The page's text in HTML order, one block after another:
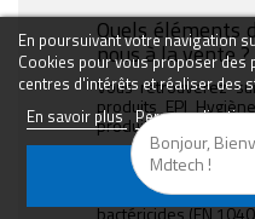
Bonjour,
Mdtech !
En poursuivant votre navigation
Cookies pour vous proposer des
centres d'intérêts et réaliser des
En savoir plus Personnalisation
Quels éléments
nous à la vente ?
Vous retrouverez
produits EPI
produits:
- Des
lingettes
ces lingettes
lot de 100. Elles
bactéricides (EN